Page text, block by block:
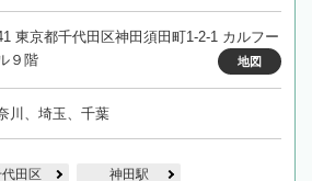
東京都千代田区神田須田町1-2-1 カルフー
９階
地図
川、埼玉、千葉
田区 神田駅